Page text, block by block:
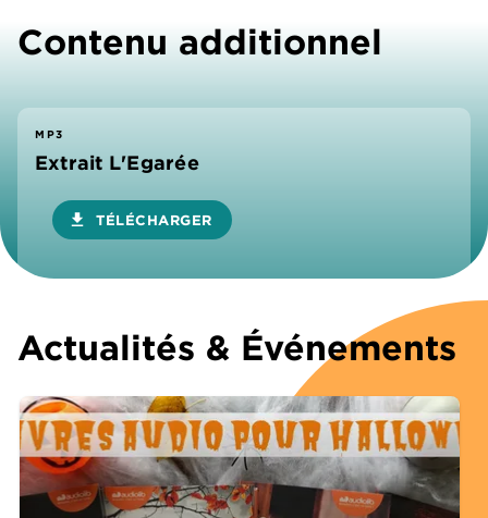
Contenu additionnel
MP3
Extrait L'Egarée
download TÉLÉCHARGER
Actualités & Événements